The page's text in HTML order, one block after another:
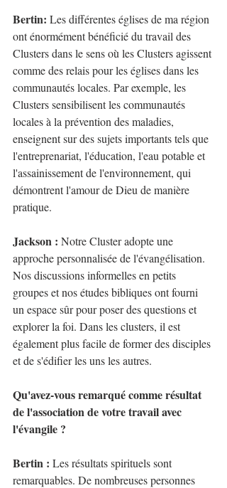
Bertin: Les différentes églises de ma région
ont énormément bénéficié du travail des
Clusters dans le sens où les Clusters agissent
comme des relais pour les églises dans les
communautés locales. Par exemple, les
Clusters sensibilisent les communautés
locales à la prévention des maladies,
enseignent sur des sujets importants tels que
l'entreprenariat, l'éducation, l'eau potable et
l'assainissement de l'environnement, qui
démontrent l'amour de Dieu de manière
pratique.
Jackson : Notre Cluster adopte une
approche personnalisée de l'évangélisation.
Nos discussions informelles en petits
groupes et nos études bibliques ont fourni
un espace sûr pour poser des questions et
explorer la foi. Dans les clusters, il est
également plus facile de former des disciples
et de s'édifier les uns les autres.
Qu'avez-vous remarqué comme résultat
de l'association de votre travail avec
l'évangile ?
Bertin : Les résultats spirituels sont
remarquables. De nombreuses personnes